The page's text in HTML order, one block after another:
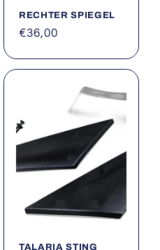
RECHTER SPIEGEL
Normaler
€36,00
TALARIA STING